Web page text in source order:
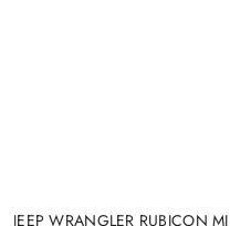
JEEP WRANGLER RUBICON